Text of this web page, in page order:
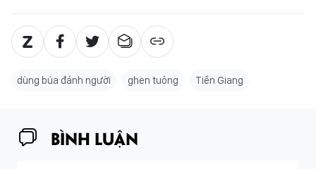
dùng búa đánh người ghen tuông Tiền Giang
BÌNH LUẬN